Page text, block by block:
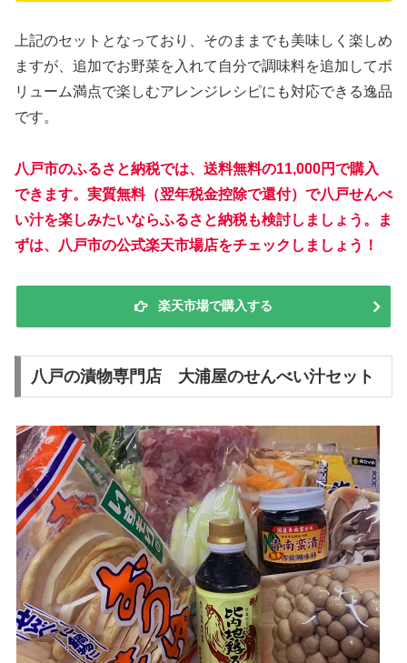
上記のセットとなっており、そのままでも美味しく楽しめ
ますが、追加でお野菜を入れて自分で調味料を追加してボ
リューム満点で楽しむアレンジレシピにも対応できる逸品
です。
八戸市のふるさと納税では、送料無料の11,000円で購入
できます。実質無料（翌年税金控除で還付）で八戸せんべ
い汁を楽しみたいならふるさと納税も検討しましょう。ま
ずは、八戸市の公式楽天市場店をチェックしましょう！
楽天市場で購入する
八戸の漬物専門店 大浦屋のせんべい汁セット